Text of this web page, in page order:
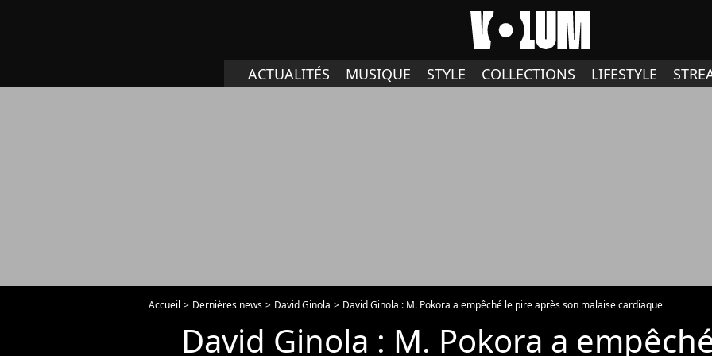
ACTUALITÉS MUSIQUE STYLE COLLECTIONS LIFESTYLE
Accueil Dernières news David Ginola David Ginola : M. Pokora a empêché le pire après son malaise cardiaque
David Ginola : M. Pokora a